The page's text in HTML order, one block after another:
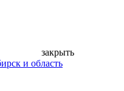
закрыть
и область